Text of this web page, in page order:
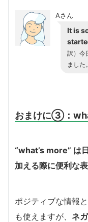
Aさん
It is
訳）今
ました。
おまけに③：
“what’s more” は
加える際に便利な表
ポジティブな情報
も使えますが、 ネ